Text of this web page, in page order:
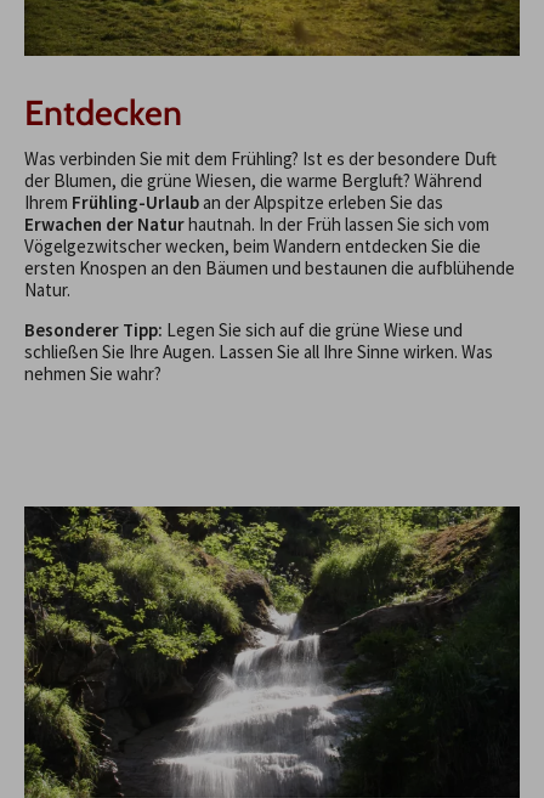
Entdecken
Was verbinden Sie mit dem Frühling? Ist es der besondere Duft
der Blumen, die grüne Wiesen, die warme Bergluft? Während
Ihrem Frühling-Urlauban der Alpspitze erleben Sie das
Erwachen der Naturhautnah. In der Früh lassen Sie sich vom
Vögelgezwitscher wecken, beim Wandern entdecken Sie die
ersten Knospen an den Bäumen und bestaunen die aufblühende
Natur.
Besonderer Tipp: Legen Sie sich auf die grüne Wiese und
schließen Sie Ihre Augen. Lassen Sie all Ihre Sinne wirken. Was
nehmen Sie wahr?